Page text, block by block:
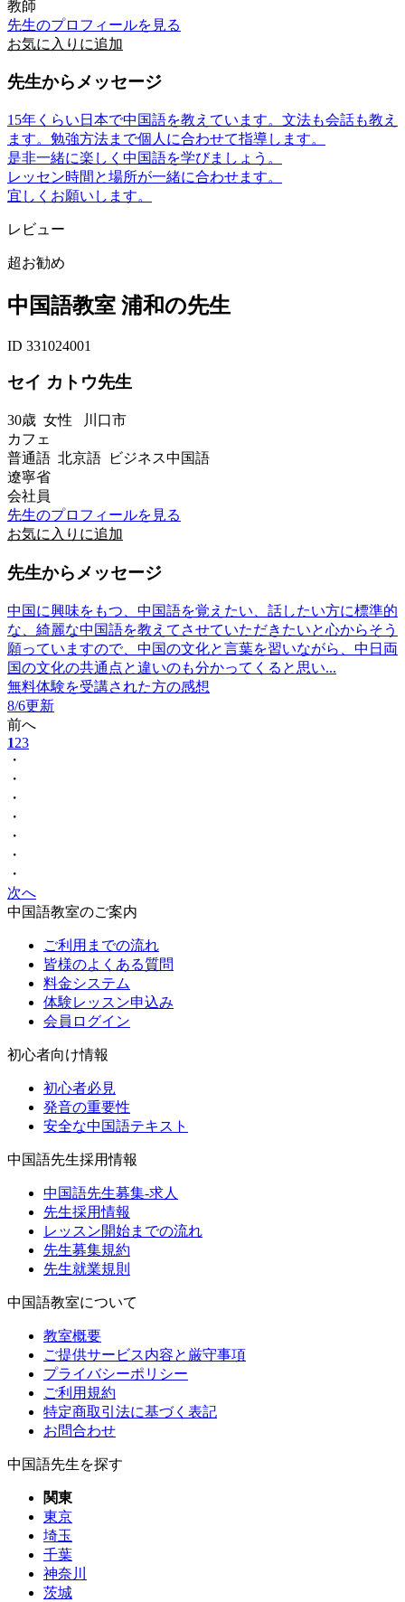
教師
先生のプロフィールを見る
お気に入りに追加
先生からメッセージ
15年くらい日本で中国語を教えています。文法も会話も教え
ます。勉強方法まで個人に合わせて指導します。
是非一緒に楽しく中国語を学びましょう。
レッセン時間と場所が一緒に合わせます。
宜しくお願いします。
レビュー
超お勧め
中国語教室 浦和の先生
ID 331024001
セイ カトウ先生
30歳 女性 川口市
カフェ
普通語 北京語 ビジネス中国語
遼寧省
会社員
先生のプロフィールを見る
お気に入りに追加
先生からメッセージ
中国に興味をもつ、中国語を覚えたい、話したい方に標準的
な、綺麗な中国語を教えてさせていただきたいと心からそう
願っていますので、中国の文化と言葉を習いながら、中日両
国の文化の共通点と違いのも分かってくると思い...
無料体験を受講された方の感想
8/6更新
前へ
123
・
・
・
・
・
・
・
次へ
中国語教室のご案内
ご利用までの流れ
皆様のよくある質問
料金システム
体験レッスン申込み
会員ログイン
初心者向け情報
初心者必見
発音の重要性
安全な中国語テキスト
中国語先生採用情報
中国語先生募集-求人
先生採用情報
レッスン開始までの流れ
先生募集規約
先生就業規則
中国語教室について
教室概要
ご提供サービス内容と厳守事項
プライバシーポリシー
ご利用規約
特定商取引法に基づく表記
お問合わせ
中国語先生を探す
関東
東京
埼玉
千葉
神奈川
茨城